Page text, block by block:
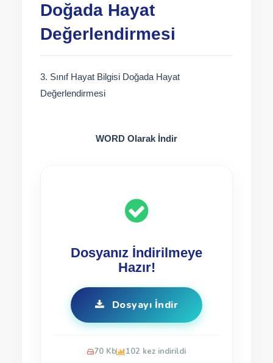
Doğada Hayat
Değerlendirmesi
3. Sınıf Hayat Bilgisi Doğada Hayat
Değerlendirmesi
WORD Olarak İndir
Dosyanız İndirilmeye
Hazır!
Dosyayı İndir
70 Kb 102 kez indirildi